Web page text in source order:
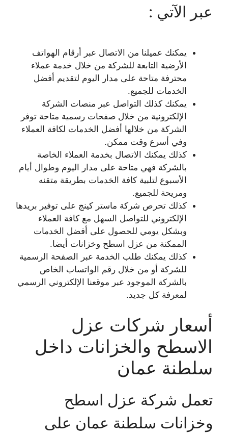
عبر الآتي :
يمكنك عميلنا من الاتصال عبر أرقام الهواتف
الأرضية التابعة للشركة من خلال خدمة عملاء
محترفة متاحة على مدار اليوم لتقديم أفضل
الخدمات للجميع.
يمكنك كذلك التواصل عبر منصات الشركة
الإلكترونية من خلال صفحات رسمية متاحة توفر
الشركة من خلالها أفضل الخدمات لكافة العملاء
وفي أسرع وقت ممكن.
كذلك يمكنك الاتصال بخدمة العملاء الخاصة
بالشركة فهي متاحة على مدار اليوم وطوال أيام
الأسبوع لتلبية كافة الخدمات بطريقة متقنه
ومريحة للجميع.
كذلك تحرص شركة ماستر كينج على توفير بريدها
الإلكتروني للتواصل السهل مع كافة العملاء
وبشكل يومي للحصول على أفضل الخدمات
الممكنة من عزل اسطح وخزانات أيضا.
كذلك يمكنك طلب الخدمة عبر الصفحة الرسمية
للشركة أو من خلال رقم الواتساب الخاص
بالشركة الموجود عبر موقعنا الإلكتروني الرسمي
لمعرفة كل جديد.
أسعار شركات عزل
الاسطح والخزانات داخل
سلطنة عمان
تعمل شركة عزل اسطح
وخزانات سلطنة عمان على